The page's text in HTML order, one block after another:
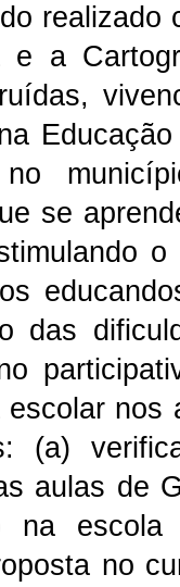
a
no
se
das
(a)
aulas de
na
no